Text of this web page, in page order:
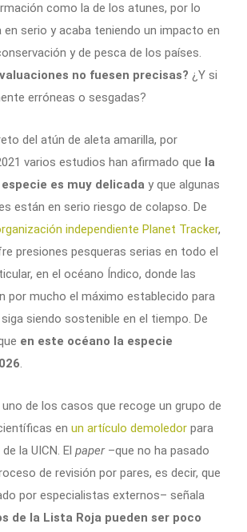
como la de los atunes, por lo
en serio y acaba teniendo un impacto en
y de pesca de los países.
no fuesen precisas? ¿Y si
erróneas o sesgadas?
del atún de aleta amarilla, por
varios estudios han afirmado que la
es muy delicada y que algunas
están en serio riesgo de colapso. De
independiente Planet Tracker,
presiones pesqueras serias en todo el
en el océano Índico, donde las
por mucho el máximo establecido para
siendo sostenible en el tiempo. De
en este océano la especie
.
de los casos que recoge un grupo de
en un artículo demoledor para
la UICN. El paper–que no ha pasado
de revisión por pares, es decir, que
por especialistas externos– señala
de la Lista Roja pueden ser poco